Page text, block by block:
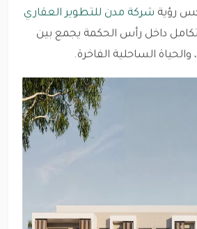
شركة مدن للتطوير العقاري
داخل رأس الحكمة يجمع بين
الساحلية الفاخرة.